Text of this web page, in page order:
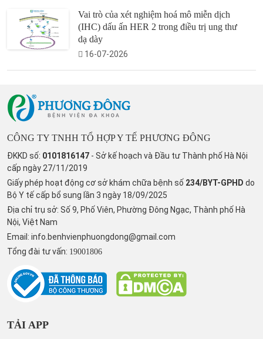
Vai trò của xét nghiệm hoá mô miễn dịch
(IHC) dấu ấn HER 2 trong điều trị ung thư
dạ dày
16-07-2026
CÔNG TY TNHH TỔ HỢP Y TẾ PHƯƠNG ĐÔNG
ĐKKD số: 0101816147 - Sở kế hoạch và Đầu tư Thành phố Hà Nội
cấp ngày 27/11/2019
Giấy phép hoạt động cơ sở khám chữa bệnh số 234/BYT-GPHD do
Bộ Y tế cấp bổ sung lần 3 ngày 18/09/2025
Địa chỉ trụ sở: Số 9, Phố Viên, Phường Đông Ngạc, Thành phố Hà
Nội, Việt Nam
Email: info.benhvienphuongdong@gmail.com
Tổng đài tư vấn: 19001806
TẢI APP